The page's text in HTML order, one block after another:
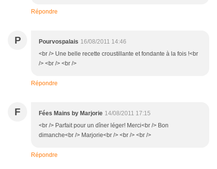
Répondre
P Pourvospalais 16/08/2011 14:46
<br /> Une belle recette croustillante et fondante à la fois !<br
/> <br /> <br />
Répondre
F Fées Mains by Marjorie 14/08/2011 17:15
<br /> Parfait pour un dîner léger! Merci<br /> Bon
dimanche<br /> Marjorie<br /> <br /> <br />
Répondre